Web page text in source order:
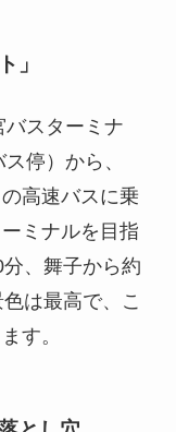
」
スターミナ
停）から、
高速バスに乗
ミナルを目指
、舞子から約
は最高で、こ
す。